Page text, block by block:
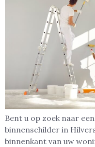
Bent u op zoek naar
binnenschilder in
binnenkant van uw